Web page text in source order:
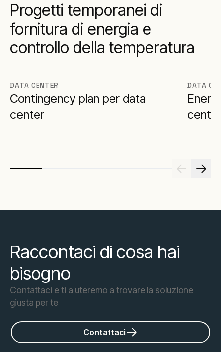
Progetti temporanei di
fornitura di energia e
controllo della temperatura
DATA CENTER
Contingency plan per data
center
DATA
Raccontaci di cosa hai
bisogno
Contattaci e ti aiuteremo a trovare la soluzione
giusta per te
Contattaci